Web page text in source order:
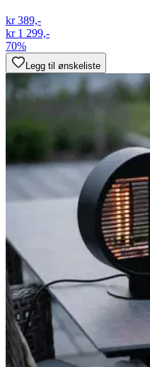
kr 389,-
kr 1 299,-
70%
Legg til ønskeliste